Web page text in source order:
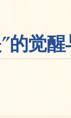
的觉